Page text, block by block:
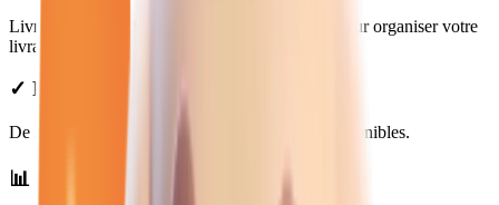
Livraison disponible à Reims. Contactez-nous pour organiser votre
livraison.
✓ Prix Transparents
De 37 980 €. Financement et LOA disponibles.
📊 Statistiques des renault diesel